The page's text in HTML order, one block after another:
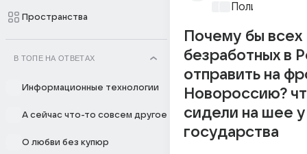
Пространства
В ТОПЕ НА ОТВЕТАХ
Информационные технологии
А сейчас что-то совсем другое
О любви без купюр
Почему бы всех
безработных в
отправить на
Новороссию?
сидели на шее у
государства